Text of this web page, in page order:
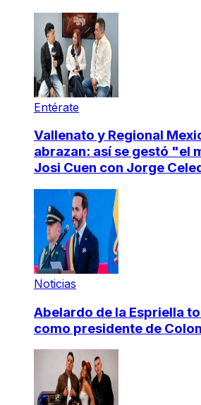
Entérate
Vallenato y Regional
abrazan: así se gestó "el
Josi Cuen con Jorge
Noticias
Abelardo de la Espriella
como presidente de